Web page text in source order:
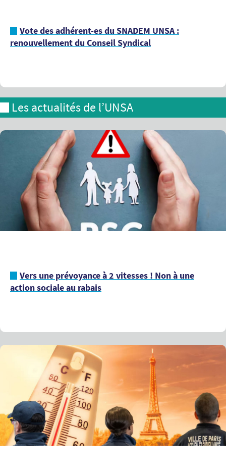
Vote des adhérent-es du SNADEM UNSA :
renouvellement du Conseil Syndical
Les actualités de l’UNSA
Vers une prévoyance à 2 vitesses ! Non à une
action sociale au rabais